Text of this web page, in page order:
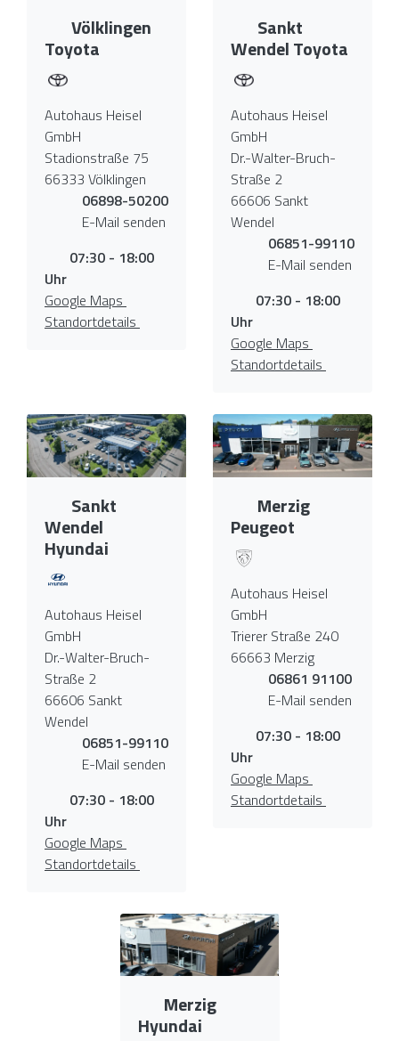
Völklingen
Toyota
Autohaus Heisel
GmbH
Stadionstraße 75
66333 Völklingen
06898-50200
E-Mail senden
07:30 - 18:00
Uhr
Google Maps
Standortdetails
Sankt
Wendel Toyota
Autohaus Heisel
GmbH
Dr.-Walter-Bruch-
Straße 2
66606 Sankt
Wendel
06851-99110
E-Mail senden
07:30 - 18:00
Uhr
Google Maps
Standortdetails
Sankt
Wendel
Hyundai
Autohaus Heisel
GmbH
Dr.-Walter-Bruch-
Straße 2
66606 Sankt
Wendel
06851-99110
E-Mail senden
07:30 - 18:00
Uhr
Google Maps
Standortdetails
Merzig
Peugeot
Autohaus Heisel
GmbH
Trierer Straße 240
66663 Merzig
06861 91100
E-Mail senden
07:30 - 18:00
Uhr
Google Maps
Standortdetails
Merzig
Hyundai